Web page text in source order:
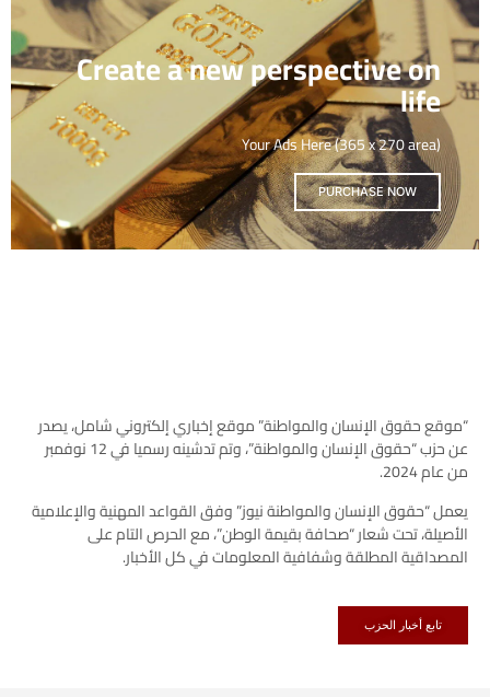
Create a new perspective on
life
Your Ads Here (365 x 270 area)
PURCHASE NOW
“موقع حقوق الإنسان والمواطنة” موقع إخباري إلكتروني شامل، يصدر
عن حزب “حقوق الإنسان والمواطنة”، وتم تدشينه رسميا في 12 نوفمبر
من عام 2024.
يعمل “حقوق الإنسان والمواطنة نيوز” وفق القواعد المهنية والإعلامية
الأصيلة، تحت شعار “صحافة بقيمة الوطن”، مع الحرص التام على
المصداقية المطلقة وشفافية المعلومات في كل الأخبار.
تابع أخبار الحزب